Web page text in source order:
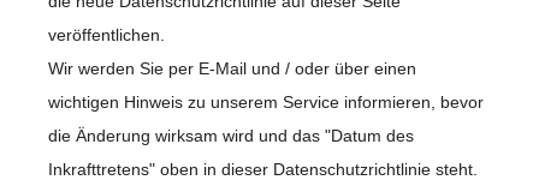
veröffentlichen.
Wir werden Sie per E-Mail und / oder über einen
wichtigen Hinweis zu unserem Service informieren, bevor
die Änderung wirksam wird und das "Datum des
Inkrafttretens" oben in dieser Datenschutzrichtlinie steht.